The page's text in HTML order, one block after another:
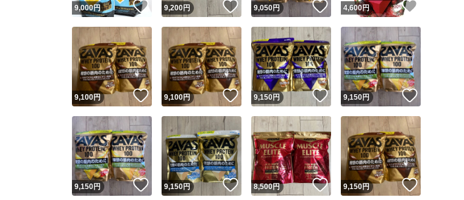
取引実績
取引実績◯+ このユーザーはYahoo!フリマの取引
他フリマ実績◯+ このユーザーは他フリマサービスで
スピード&安心発送
※このバッジは実績に基づく表示であり、発送を保証しているもので
スピード＆安心発送
このユーザーは高頻度で24時間以内
ます
商品画像の無断転載は禁止されています
コピーは
1商品につき1回 です
出品ページへ
キャンセル
9,000円 いいね！
9,200円 いいね！
9,050円 いいね！
4,600円
9,100円 いいね！
9,100円 いいね！
9,150円 いいね！
9,150円
9,150円 いいね！
9,150円 いいね！
8,500円 いいね！
9,150円 いいね！